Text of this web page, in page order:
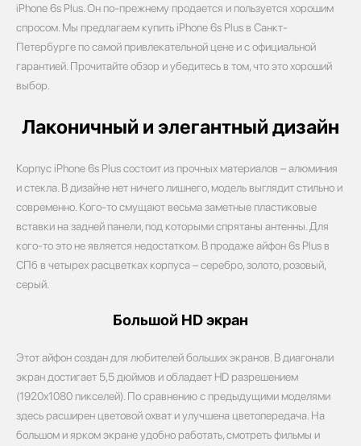
iPhone 6s Plus. Он по-прежнему продается и пользуется хорошим
спросом. Мы предлагаем купить iPhone 6s Plus в Санкт-
Петербурге по самой привлекательной цене и с официальной
гарантией. Прочитайте обзор и убедитесь в том, что это хороший
выбор.
Лаконичный и элегантный дизайн
Корпус iPhone 6s Plus состоит из прочных материалов – алюминия
и стекла. В дизайне нет ничего лишнего, модель выглядит стильно и
современно. Кого-то смущают весьма заметные пластиковые
вставки на задней панели, под которыми спрятаны антенны. Для
кого-то это не является недостатком. В продаже айфон 6s Plus в
СПб в четырех расцветках корпуса – серебро, золото, розовый,
серый.
Большой HD экран
Этот айфон создан для любителей больших экранов. В диагонали
экран достигает 5,5 дюймов и обладает HD разрешением
(1920х1080 пикселей). По сравнению с предыдущими моделями
здесь расширен цветовой охват и улучшена цветопередача. На
большом и ярком экране удобно работать, смотреть фильмы и